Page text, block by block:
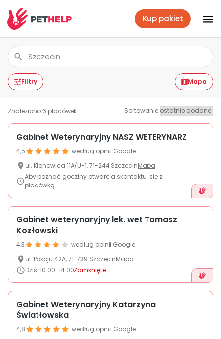
+48 790 277 277
EN
Pakiety weterynaryjne
Ubezpieczenie psa i kota
Benefit dla firm
O nas
Placówki
Zaloguj się
Kup pakiet
Filtry Mapa
Znaleziono 6 placówek Sortowanie:
Gabinet Weterynaryjny NASZ WETERYNARZ
4,5
według opinii Google
ul. Klonowica 11A/U-1,71-244 SzczecinMapa
Aby poznać godziny otwarcia skontaktuj się z
placówką
Gabinet weterynaryjny lek. wet Tomasz
Kozłowski
4,3
według opinii Google
ul. Pokoju 42A,71-739 SzczecinMapa
Dziś: 10:00-14:00Zamknięte
Gabinet Weterynaryjny Katarzyna
Światłowska
4,8
według opinii Google